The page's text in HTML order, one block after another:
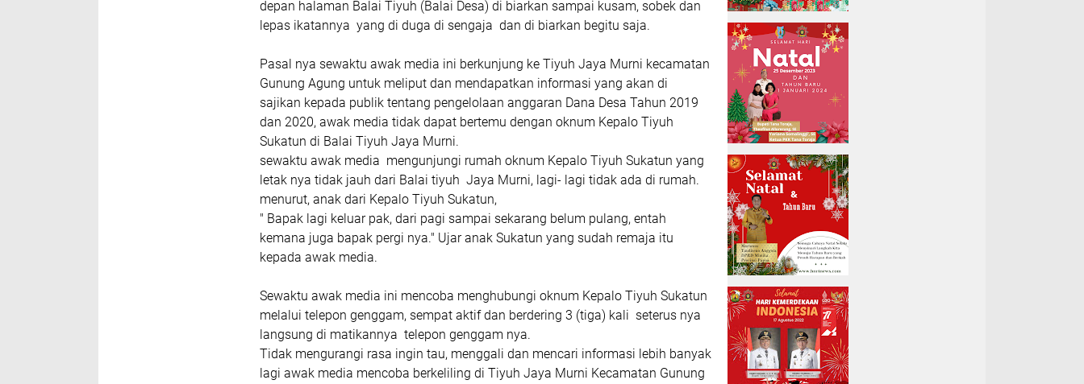
depan halaman Balai Tiyuh (Balai Desa) di biarkan sampai kusam, sobek dan
lepas ikatannya yang di duga di sengaja dan di biarkan begitu saja.
Pasal nya sewaktu awak media ini berkunjung ke Tiyuh Jaya Murni kecamatan
Gunung Agung untuk meliput dan mendapatkan informasi yang akan di
sajikan kepada publik tentang pengelolaan anggaran Dana Desa Tahun 2019
dan 2020, awak media tidak dapat bertemu dengan oknum Kepalo Tiyuh
Sukatun di Balai Tiyuh Jaya Murni.
sewaktu awak media mengunjungi rumah oknum Kepalo Tiyuh Sukatun yang
letak nya tidak jauh dari Balai tiyuh Jaya Murni, lagi- lagi tidak ada di rumah.
menurut, anak dari Kepalo Tiyuh Sukatun,
" Bapak lagi keluar pak, dari pagi sampai sekarang belum pulang, entah
kemana juga bapak pergi nya." Ujar anak Sukatun yang sudah remaja itu
kepada awak media.
Sewaktu awak media ini mencoba menghubungi oknum Kepalo Tiyuh Sukatun
melalui telepon genggam, sempat aktif dan berdering 3 (tiga) kali seterus nya
langsung di matikannya telepon genggam nya.
Tidak mengurangi rasa ingin tau, menggali dan mencari informasi lebih banyak
lagi awak media mencoba berkeliling di Tiyuh Jaya Murni Kecamatan Gunung